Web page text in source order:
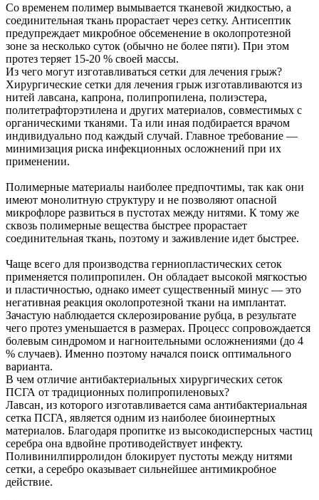
Со временем полимер вымывается тканевой жидкостью, а
соединительная ткань прорастает через сетку. Антисептик
предупреждает микробное обсеменение в околопротезной
зоне за несколько суток (обычно не более пяти). При этом
протез теряет 15-20 % своей массы.
Из чего могут изготавливаться сетки для лечения грыж?
Хирургические сетки для лечения грыж изготавливаются из
нитей лавсана, капрона, полипропилена, полиэстера,
политетрафторэтилена и других материалов, совместимых с
органическими тканями. Та или иная подбирается врачом
индивидуально под каждый случай. Главное требование —
минимизация риска инфекционных осложнений при их
применении.
Полимерные материалы наиболее предпочтимы, так как они
имеют монолитную структуру и не позволяют опасной
микрофлоре развиться в пустотах между нитями. К тому же
сквозь полимерные вещества быстрее прорастает
соединительная ткань, поэтому и заживление идет быстрее.
Чаще всего для производства герниопластических сеток
применяется полипропилен. Он обладает высокой мягкостью
и пластичностью, однако имеет существенный минус — это
негативная реакция околопротезной ткани на имплантат.
Зачастую наблюдается склерозирование рубца, в результате
чего протез уменьшается в размерах. Процесс сопровождается
болевым синдромом и нагноительными осложнениями (до 4
% случаев). Именно поэтому начался поиск оптимального
варианта.
В чем отличие антибактериальных хирургических сеток
ПСГА от традиционных полипропиленовых?
Лавсан, из которого изготавливается сама антибактериальная
сетка ПСГА, является одним из наиболее биоинертных
материалов. Благодаря пропитке из высокодисперсных частиц
серебра она вдвойне противодействует инфекту.
Поливинилпирролидон блокирует пустоты между нитями
сетки, а серебро оказывает сильнейшее антимикробное
действие.